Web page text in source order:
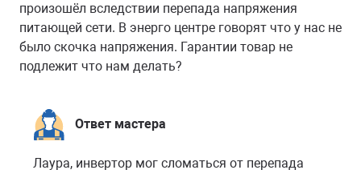
произошёл вследствии перепада напряжения
питающей сети. В энерго центре говорят что у нас не
было скочка напряжения. Гарантии товар не
подлежит что нам делать?
Ответ мастера
Лаура, инвертор мог сломаться от перепада